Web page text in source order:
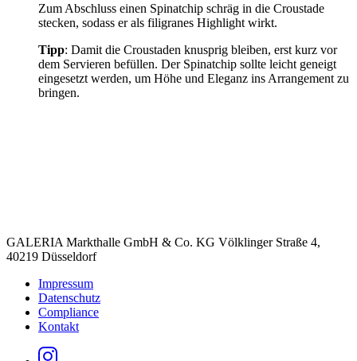
Zum Abschluss einen Spinatchip schräg in die Croustade
stecken, sodass er als filigranes Highlight wirkt.
Tipp: Damit die Croustaden knusprig bleiben, erst kurz vor
dem Servieren befüllen. Der Spinatchip sollte leicht geneigt
eingesetzt werden, um Höhe und Eleganz ins Arrangement zu
bringen.
GALERIA Markthalle GmbH & Co. KG Völklinger Straße 4,
40219 Düsseldorf
Impressum
Datenschutz
Compliance
Kontakt